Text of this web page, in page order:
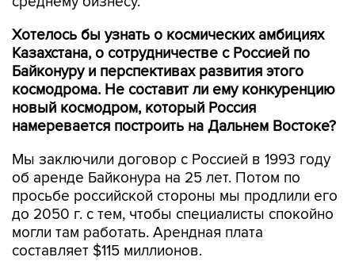
Хотелось бы узнать о космических амбициях
Казахстана, о сотрудничестве с Россией по
Байконуру и перспективах развития этого
космодрома. Не составит ли ему конкуренцию
новый космодром, который Россия
намеревается построить на Дальнем Востоке?
Мы заключили договор с Россией в 1993 году
об аренде Байконура на 25 лет. Потом по
просьбе российской стороны мы продлили его
до 2050 г. с тем, чтобы специалисты спокойно
могли там работать. Арендная плата
составляет $115 миллионов.